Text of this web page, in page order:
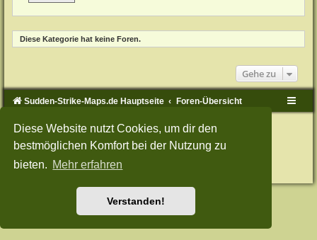
Diese Website nutzt Cookies, um dir den
bestmöglichen Komfort bei der Nutzung zu
bieten. Mehr erfahren
Verstanden!
Diese Kategorie hat keine Foren.
Gehe zu
Sudden-Strike-Maps.de Hauptseite Foren-Übersicht
Powered byphpBB
® Forum Software © phpBB Limited
Style: Green-Style-Split by Joyce&LunaphpBB-Style-Design